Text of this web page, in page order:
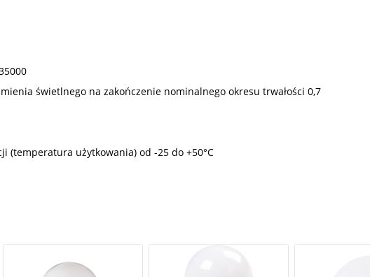
świetlnego na zakończenie nominalnego okresu trwałości 0,7
(temperatura użytkowania) od -25 do +50°C